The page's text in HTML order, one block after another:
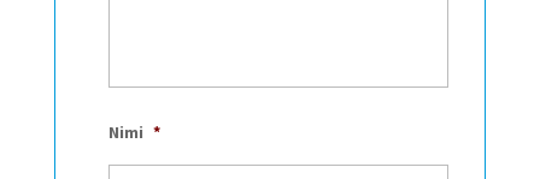
Nimi *